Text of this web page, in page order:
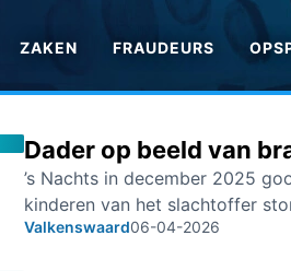
ZAKEN FRAUDEURS
Dader op beeld van
’s Nachts in december 2025
kinderen van het slachtoffer
Valkenswaard06-04-2026